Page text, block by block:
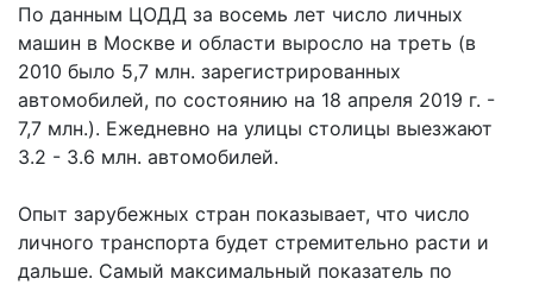
По данным ЦОДД за восемь лет число личных
машин в Москве и области выросло на треть (в
2010 было 5,7 млн. зарегистрированных
автомобилей, по состоянию на 18 апреля 2019 г. -
7,7 млн.). Ежедневно на улицы столицы выезжают
3.2 - 3.6 млн. автомобилей.
Опыт зарубежных стран показывает, что число
личного транспорта будет стремительно расти и
дальше. Самый максимальный показатель по